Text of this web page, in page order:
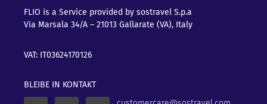
FLIO is a Service provided by sostravel S.p.a
Via Marsala 34/A – 21013 Gallarate (VA), Italy
VAT: IT03624170126
BLEIBE IN KONTAKT